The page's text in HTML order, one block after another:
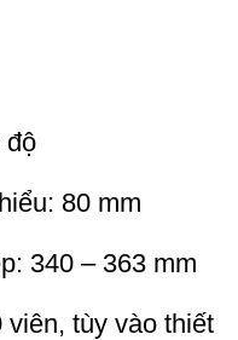
độ
80 mm
340 – 363 mm
tùy vào thiết